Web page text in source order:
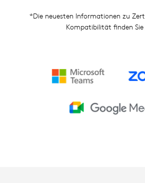
*Die neuesten Informationen zu
Kompatibilität finden Sie